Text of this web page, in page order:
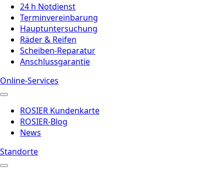
24 h Notdienst
Terminvereinbarung
Hauptuntersuchung
Räder & Reifen
Scheiben-Reparatur
Anschlussgarantie
Online-Services
ROSIER Kundenkarte
ROSIER-Blog
News
Standorte